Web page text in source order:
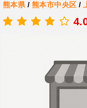
熊本県 / 熊本市中央区 /